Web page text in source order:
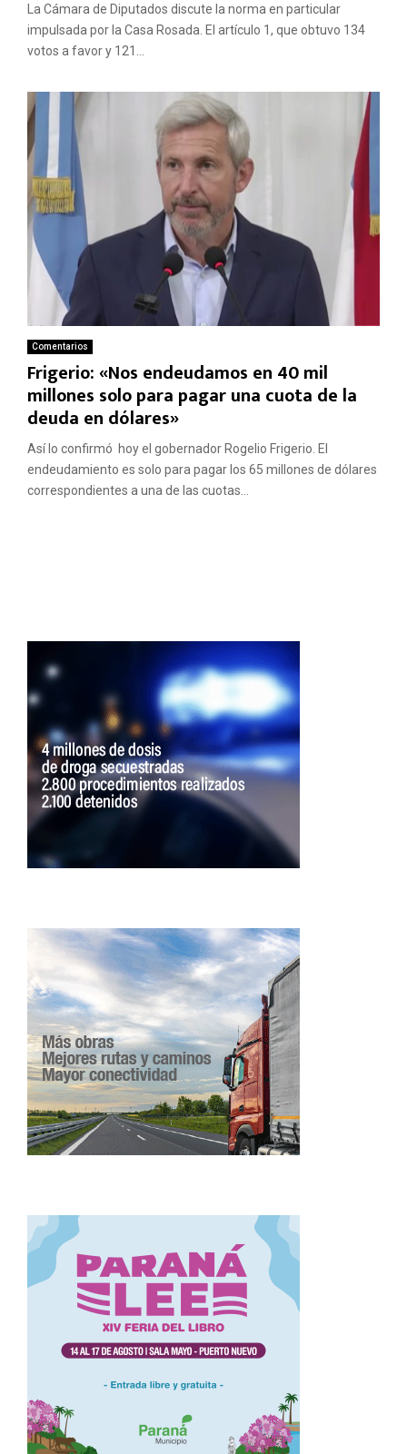
La Cámara de Diputados discute la norma en particular
impulsada por la Casa Rosada. El artículo 1, que obtuvo 134
votos a favor y 121...
Comentarios
Frigerio: «Nos endeudamos en 40 mil
millones solo para pagar una cuota de la
deuda en dólares»
Así lo confirmó hoy el gobernador Rogelio Frigerio. El
endeudamiento es solo para pagar los 65 millones de dólares
correspondientes a una de las cuotas...